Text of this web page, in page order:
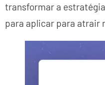
transformar a
para aplicar para atrair